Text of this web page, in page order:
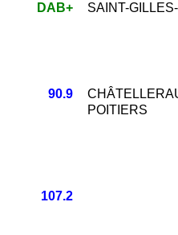
DAB+ SAINT-
90.9
POITIERS
107.2